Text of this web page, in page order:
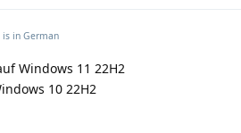
is in German
Windows 11 22H2
10 22H2